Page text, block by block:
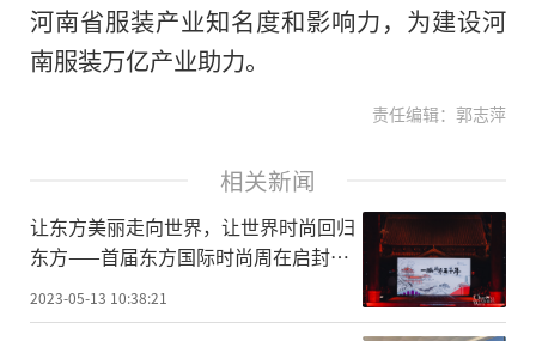
河南省服装产业知名度和影响力，为建设河
南服装万亿产业助力。
责任编辑：郭志萍
相关新闻
让东方美丽走向世界，让世界时尚回归
东方——首届东方国际时尚周在启封故
2023-05-13 10:38:21